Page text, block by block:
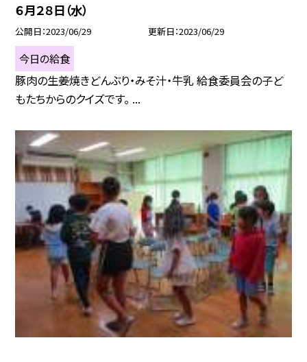
６月２８日（水）
公開日 2023/06/29 更新日 2023/06/29
今日の給食
豚肉の生姜焼きどんぶり・みそ汁・牛乳 給食委員会の子ど
もたちからのクイズです。 ...